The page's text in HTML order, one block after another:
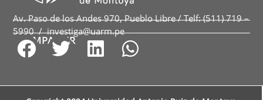
Av. Paso de los Andes 970, Pueblo Libre / Telf: (511) 719 –
5990 / investiga@uarm.pe
COMPARTIR